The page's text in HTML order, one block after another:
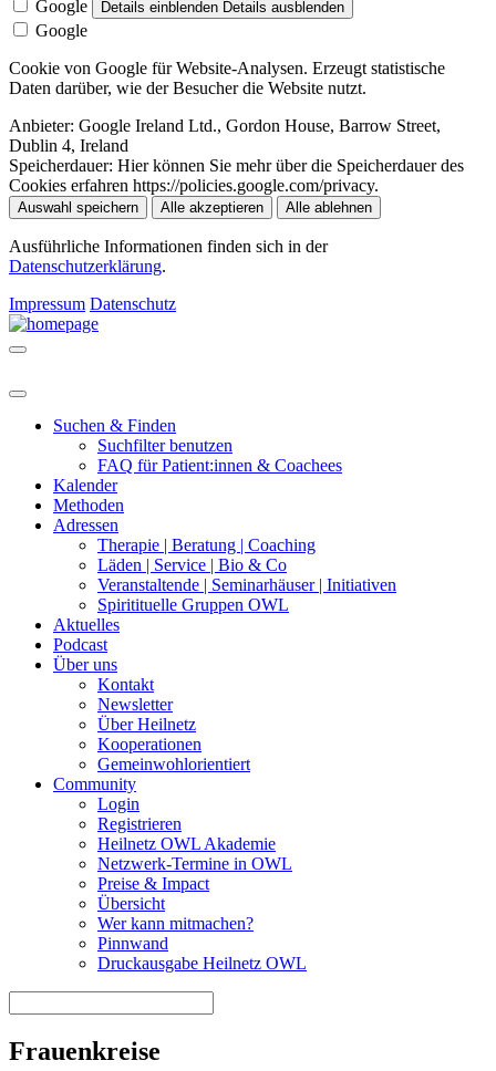
Google
Details einblenden Details ausblenden
Google
Cookie von Google für Website-Analysen. Erzeugt statistische
Daten darüber, wie der Besucher die Website nutzt.
Anbieter: Google Ireland Ltd., Gordon House, Barrow Street,
Dublin 4, Ireland
Speicherdauer: Hier können Sie mehr über die Speicherdauer des
Cookies erfahren https://policies.google.com/privacy.
Auswahl speichern Alle akzeptieren Alle ablehnen
Ausführliche Informationen finden sich in der
Datenschutzerklärung.
Impressum Datenschutz
Suchen & Finden
Suchfilter benutzen
FAQ für Patient:innen & Coachees
Kalender
Methoden
Adressen
Therapie | Beratung | Coaching
Läden | Service | Bio & Co
Veranstaltende | Seminarhäuser | Initiativen
Spiritituelle Gruppen OWL
Aktuelles
Podcast
Über uns
Kontakt
Newsletter
Über Heilnetz
Kooperationen
Gemeinwohlorientiert
Community
Login
Registrieren
Heilnetz OWL Akademie
Netzwerk-Termine in OWL
Preise & Impact
Übersicht
Wer kann mitmachen?
Pinnwand
Druckausgabe Heilnetz OWL
Frauenkreise